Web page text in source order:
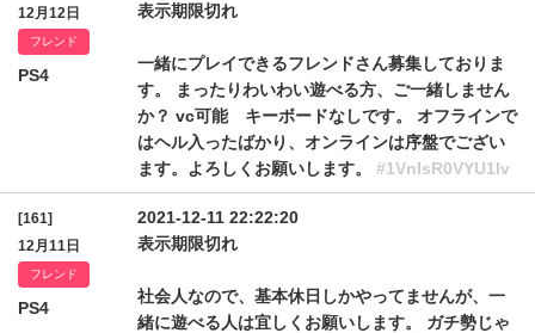
12月12日
フレンド
PS4
表示期限切れ
一緒にプレイできるフレンドさん募集しておりま
す。 まったりわいわい遊べる方、ご一緒しません
か？ vc可能 キーボードなしです。 オフラインで
はヘル入ったばかり、オンラインは序盤でござい
ます。よろしくお願いします。 #1VnlsR0VYU1lv
[161]
12月11日
フレンド
PS4
2021-12-11 22:22:20
表示期限切れ
社会人なので、基本休日しかやってませんが、一
緒に遊べる人は宜しくお願いします。 ガチ勢じゃ